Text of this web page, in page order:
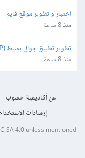
اختبار و تطوير موقع قايم
منذ 8 ساعة
تطوير تطبيق جوال بسيط (MVP) لقياس وحساب زوايا الكتف
منذ 8 ساعة
عن أكاديمية حسوب
إرشادات
SA 4.0unless mentioned